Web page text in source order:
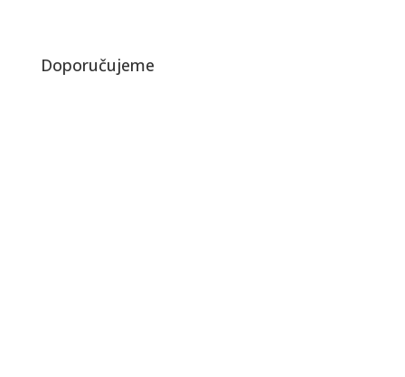
Doporučujeme